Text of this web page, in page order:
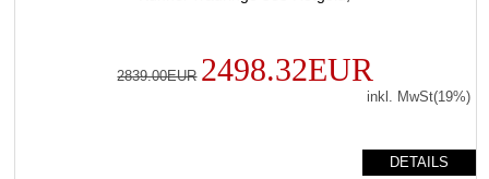
2839.00EUR 2498.32EUR
inkl. MwSt(19%)
DETAILS